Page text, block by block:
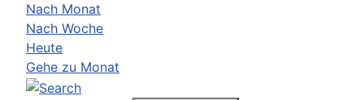
Nach Monat
Nach Woche
Heute
Gehe zu Monat